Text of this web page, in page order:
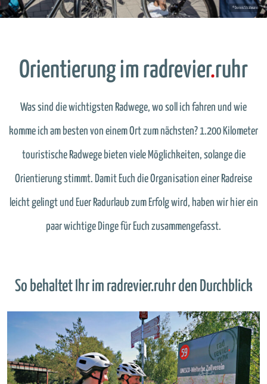
Orientierung im radrevier.ruhr
Was sind die wichtigsten Radwege, wo soll ich fahren und wie
komme ich am besten von einem Ort zum nächsten? 1.200 Kilometer
touristische Radwege bieten viele Möglichkeiten, solange die
Orientierung stimmt. Damit Euch die Organisation einer Radreise
leicht gelingt und Euer Radurlaub zum Erfolg wird, haben wir hier ein
paar wichtige Dinge für Euch zusammengefasst.
So behaltet Ihr im radrevier.ruhr den Durchblick